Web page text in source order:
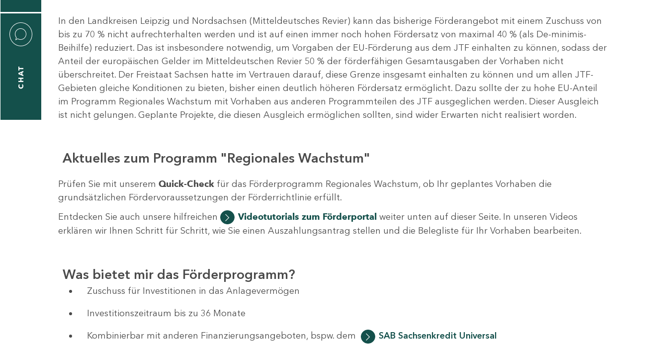
CHAT
In den Landkreisen Leipzig und Nordsachsen (Mitteldeutsches Revier) kann das bisherige Förderangebot mit einem Zuschuss von
bis zu 70 % nicht aufrechterhalten werden und ist auf einen immer noch hohen Fördersatz von maximal 40 % (als De-minimis-
Beihilfe) reduziert. Das ist insbesondere notwendig, um Vorgaben der EU-Förderung aus dem JTF einhalten zu können, sodass der
Anteil der europäischen Gelder im Mitteldeutschen Revier 50 % der förderfähigen Gesamtausgaben der Vorhaben nicht
überschreitet. Der Freistaat Sachsen hatte im Vertrauen darauf, diese Grenze insgesamt einhalten zu können und um allen JTF-
Gebieten gleiche Konditionen zu bieten, bisher einen deutlich höheren Fördersatz ermöglicht. Dazu sollte der zu hohe EU-Anteil
im Programm Regionales Wachstum mit Vorhaben aus anderen Programmteilen des JTF ausgeglichen werden. Dieser Ausgleich
ist nicht gelungen. Geplante Projekte, die diesen Ausgleich ermöglichen sollten, sind wider Erwarten nicht realisiert worden.
Aktuelles zum Programm "Regionales Wachstum"
Prüfen Sie mit unserem Quick-Check für das Förderprogramm Regionales Wachstum, ob Ihr geplantes Vorhaben die
grundsätzlichen Fördervoraussetzungen der Förderrichtlinie erfüllt.
Entdecken Sie auch unsere hilfreichen
Videotutorials zum Förderportalweiter unten auf dieser Seite. In unseren Videos
erklären wir Ihnen Schritt für Schritt, wie Sie einen Auszahlungsantrag stellen und die Belegliste für Ihr Vorhaben bearbeiten.
Was bietet mir das Förderprogramm?
Zuschuss für Investitionen in das Anlagevermögen
Investitionszeitraum bis zu 36 Monate
Kombinierbar mit anderen Finanzierungsangeboten, bspw. dem SAB Sachsenkredit Universal